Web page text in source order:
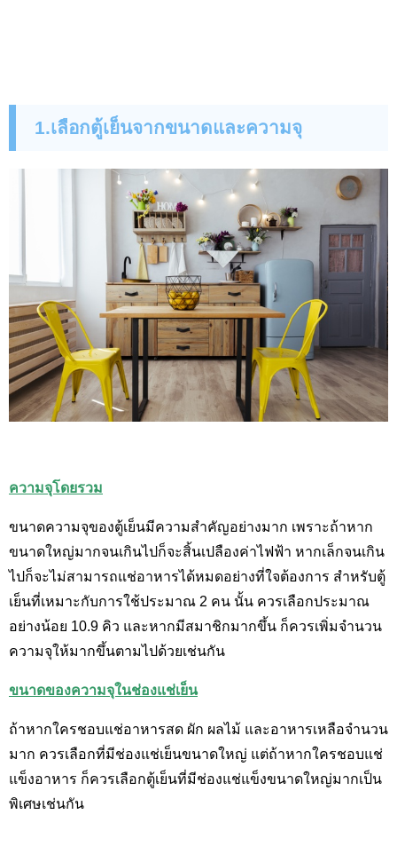
1.เลือกตู้เย็นจากขนาดและความจุ
ความจุโดยรวม
ขนาดความจุของตู้เย็นมีความสำคัญอย่างมาก เพราะถ้าหาก
ขนาดใหญ่มากจนเกินไปก็จะสิ้นเปลืองค่าไฟฟ้า หากเล็กจนเกิน
ไปก็จะไม่สามารถแช่อาหารได้หมดอย่างที่ใจต้องการ สำหรับตู้
เย็นที่เหมาะกับการใช้ประมาณ 2 คน นั้น ควรเลือกประมาณ
อย่างน้อย 10.9 คิว และหากมีสมาชิกมากขึ้น ก็ควรเพิ่มจำนวน
ความจุให้มากขึ้นตามไปด้วยเช่นกัน
ขนาดของความจุในช่องแช่เย็น
ถ้าหากใครชอบแช่อาหารสด ผัก ผลไม้ และอาหารเหลือจำนวน
มาก ควรเลือกที่มีช่องแช่เย็นขนาดใหญ่ แต่ถ้าหากใครชอบแช่
แข็งอาหาร ก็ควรเลือกตู้เย็นที่มีช่องแช่แข็งขนาดใหญ่มากเป็น
พิเศษเช่นกัน